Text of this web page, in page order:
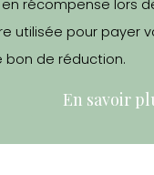
récompense lors
utilisée pour payer
de réduction.
En savoir